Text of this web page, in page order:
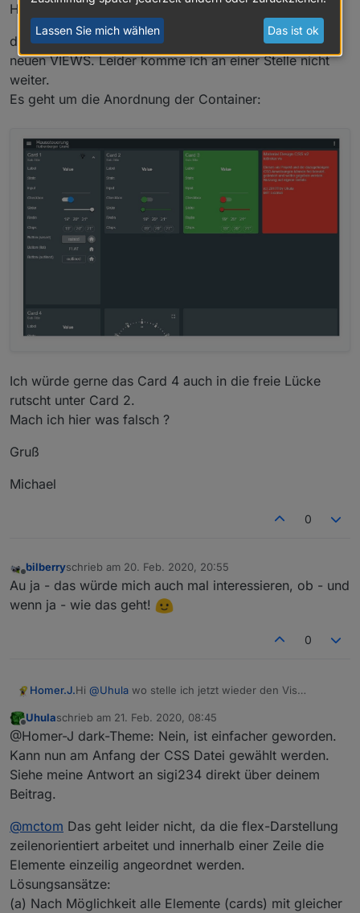
Hallo @ Uhula,
danke für das Update. Ich bastel gerade an meinen
neuen VIEWS. Leider komme ich an einer Stelle nicht
weiter.
Es geht um die Anordnung der Container:
Ich würde gerne das Card 4 auch in die freie Lücke
rutscht unter Card 2.
Mach ich hier was falsch ?
Gruß
Michael
0
Offline
bilberryschrieb am 20. Feb. 2020, 20:55
zuletzt editiert von
Au ja - das würde mich auch mal interessieren, ob - und
wenn ja - wie das geht!
0
Homer.J.Hi @Uhula wo stelle ich jetzt wieder den Vis
Vorher war es ja diese Zeile.
.vis_container>div {
background: #919191 !important;
}
Grüße
Offline
Uhulaschrieb am 21. Feb. 2020, 08:45
zuletzt editiert von
@Homer-J dark-Theme: Nein, ist einfacher geworden.
Kann nun am Anfang der CSS Datei gewählt werden.
Siehe meine Antwort an sigi234 direkt über deinem
Beitrag.
@mctom Das geht leider nicht, da die flex-Darstellung
zeilenorientiert arbeitet und innerhalb einer Zeile die
Elemente einzeilig angeordnet werden.
Lösungsansätze:
(a) Nach Möglichkeit alle Elemente (cards) mit gleicher
Lassen Sie mich wählen Das ist ok